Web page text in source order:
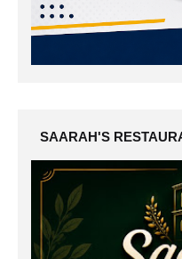
SAARAH'S